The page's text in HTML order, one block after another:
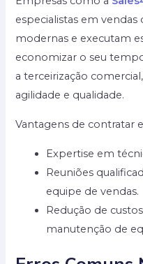
especialistas em
modernas e executam
economizar o seu
a terceirização
agilidade e qualidade.
Vantagens de contratar
Expertise em
Reuniões
equipe de vendas.
Redução de
manutenção de